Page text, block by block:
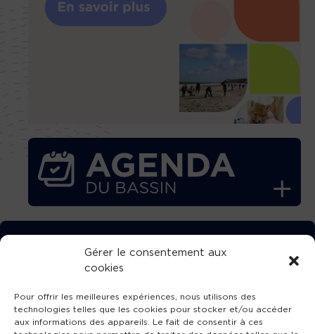
Gérer le consentement aux
cookies
Pour offrir les meilleures expériences, nous utilisons des
technologies telles que les cookies pour stocker et/ou accéder
aux informations des appareils. Le fait de consentir à ces
TÉLÉCHARGEZ GRATUITEMENT
L’APPLICATION TVBA !